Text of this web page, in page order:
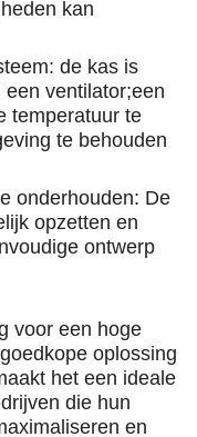
kan
de kas is
ventilator;een
temperatuur te
te behouden
onderhouden: De
opzetten en
ontwerp
voor een hoge
oplossing
het een ideale
die hun
en